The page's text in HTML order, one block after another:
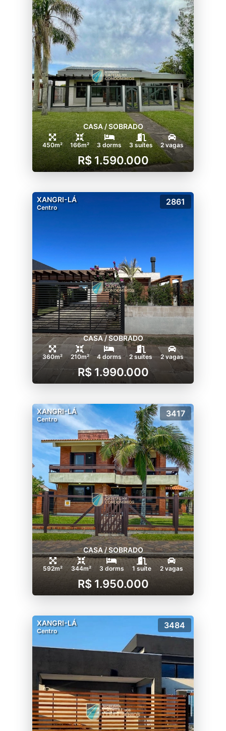
CASA / SOBRADO
450m² 166m² 3 dorms 3 suítes 2 vagas
R$ 1.590.000
XANGRI-LÁ
Centro
2861
CASA / SOBRADO
360m² 210m² 4 dorms 2 suítes 2 vagas
R$ 1.990.000
XANGRI-LÁ
Centro
3417
CASA / SOBRADO
592m² 344m² 3 dorms 1 suíte 2 vagas
R$ 1.950.000
XANGRI-LÁ
Centro
3484